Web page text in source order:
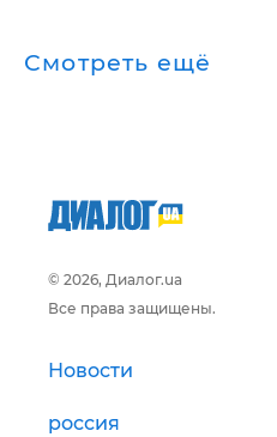
Смотреть ещё
© 2026, Диалог.ua
Все права защищены.
Новости
россия